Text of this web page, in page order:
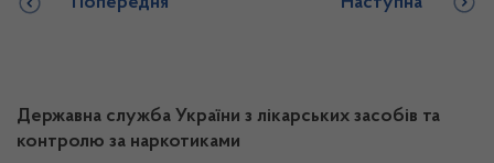
Державна служба України з лікарських засобів та
контролю за наркотиками